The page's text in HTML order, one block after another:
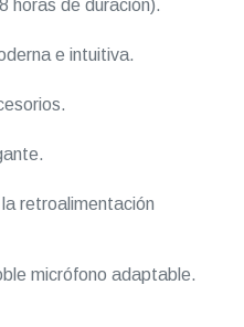
horas de duración).
e intuitiva.
retroalimentación
micrófono adaptable.